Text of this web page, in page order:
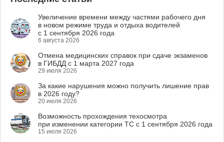
Увеличение времени между частями рабочего дня
в новом режиме труда и отдыха водителей
с 1 сентября 2026 года
6 августа 2026
Отмена медицинских справок при сдаче экзаменов
в ГИБДД с 1 марта 2027 года
29 июля 2026
За какие нарушения можно получить лишение прав
в 2026 году?
20 июля 2026
Возможность прохождения техосмотра
при изменении категории ТС с 1 сентября 2026 года
15 июля 2026